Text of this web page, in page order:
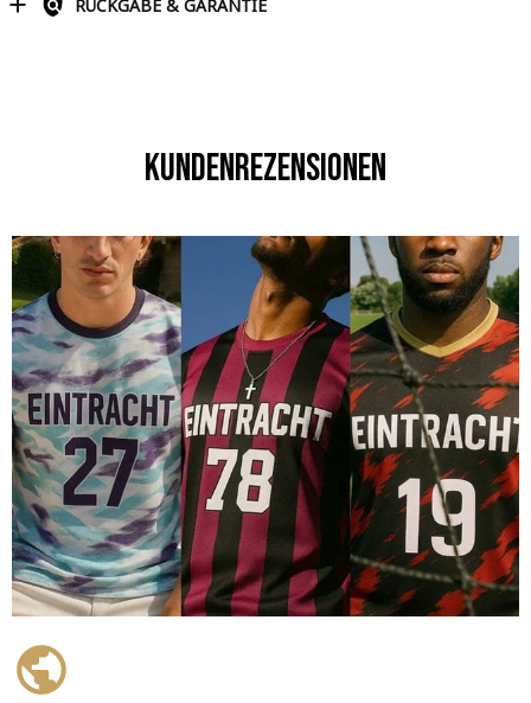
RÜCKGABE & GARANTIE
Kundenrezensionen